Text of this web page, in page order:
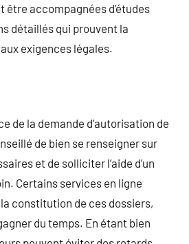
être accompagnées d’études
détaillés qui prouvent la
exigences légales.
de la demande d’autorisation de
de bien se renseigner sur
et de solliciter l’aide d’un
Certains services en ligne
constitution de ces dossiers,
du temps. En étant bien